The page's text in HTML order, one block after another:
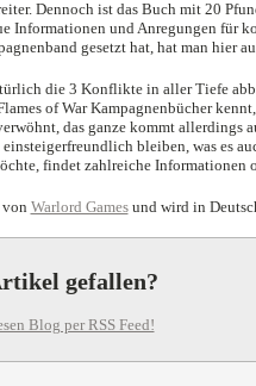
Dennoch ist das Buch mit 20
Informationen und Anregungen für
gesetzt hat, hat man
die 3 Konflikte in aller Tiefe
of War Kampagnenbücher
das ganze kommt allerdings
bleiben, was es
findet zahlreiche Informationen
Warlord Gamesund wird in
gefallen?
Blog per RSS Feed!